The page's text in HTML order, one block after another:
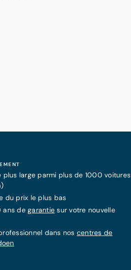
plus large parmi plus de 1000 voitures
du prix le plus bas
ans degarantie sur votre nouvelle
dans nos centres de